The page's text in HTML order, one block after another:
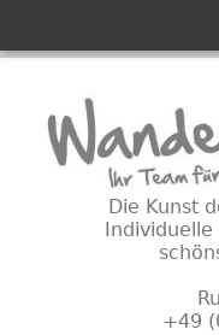
Inhalt
Die Kunst
+49